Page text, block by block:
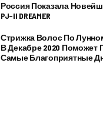
Россия Показала
PJ–II DREAMER
Стрижка Волос По
В Декабре 2020 Поможет
Самые Благоприятные